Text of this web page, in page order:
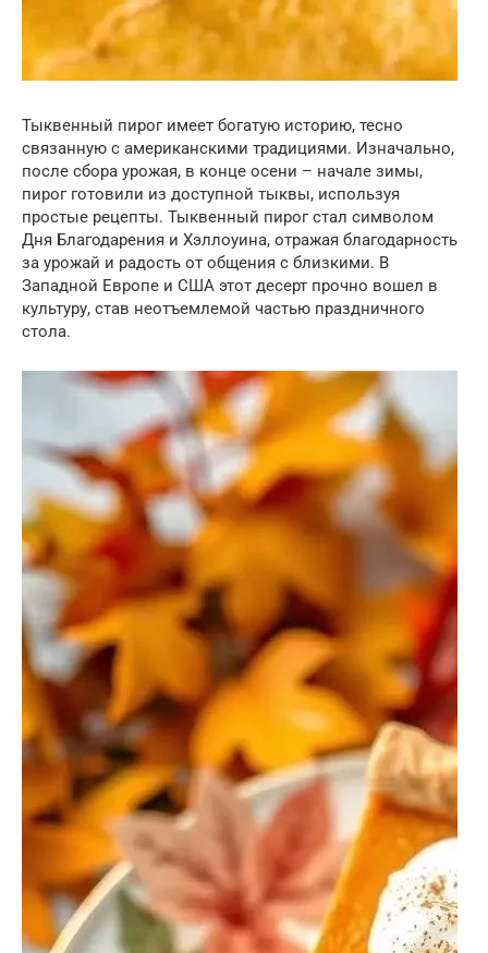
Тыквенный пирог имеет богатую историю, тесно
связанную с американскими традициями. Изначально,
после сбора урожая, в конце осени – начале зимы,
пирог готовили из доступной тыквы, используя
простые рецепты. Тыквенный пирог стал символом
Дня Благодарения и Хэллоуина, отражая благодарность
за урожай и радость от общения с близкими. В
Западной Европе и США этот десерт прочно вошел в
культуру, став неотъемлемой частью праздничного
стола.